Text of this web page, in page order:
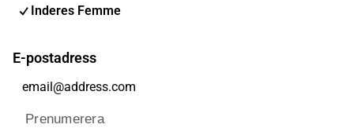
Inderes Femme
E-postadress
Prenumerera